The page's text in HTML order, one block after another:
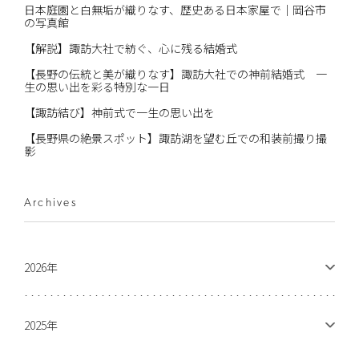
日本庭園と白無垢が織りなす、歴史ある日本家屋で｜岡谷市
の写真館
【解説】諏訪大社で紡ぐ、心に残る結婚式
【長野の伝統と美が織りなす】諏訪大社での神前結婚式 一
生の思い出を彩る特別な一日
【諏訪結び】神前式で一生の思い出を
【長野県の絶景スポット】諏訪湖を望む丘での和装前撮り撮
影
Archives
2026年
2025年